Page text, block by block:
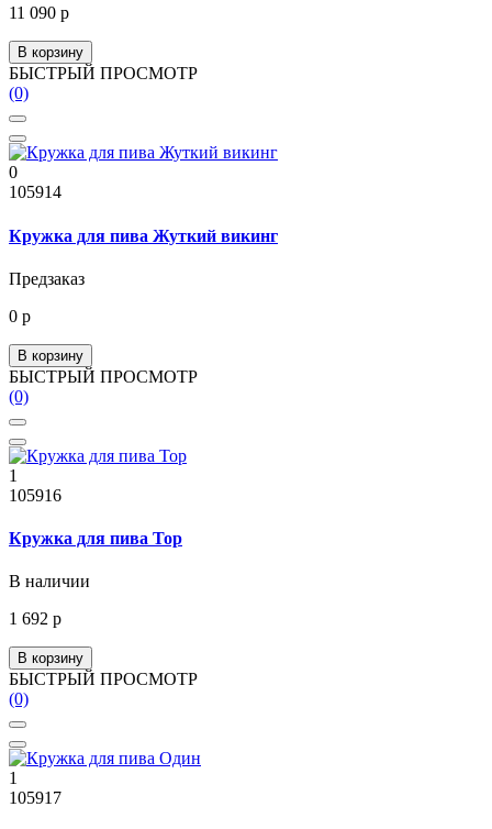
11 090 р
В корзину
БЫСТРЫЙ ПРОСМОТР
(0)
0
105914
Кружка для пива Жуткий викинг
Предзаказ
0 р
В корзину
БЫСТРЫЙ ПРОСМОТР
(0)
1
105916
Кружка для пива Тор
В наличии
1 692 р
В корзину
БЫСТРЫЙ ПРОСМОТР
(0)
1
105917